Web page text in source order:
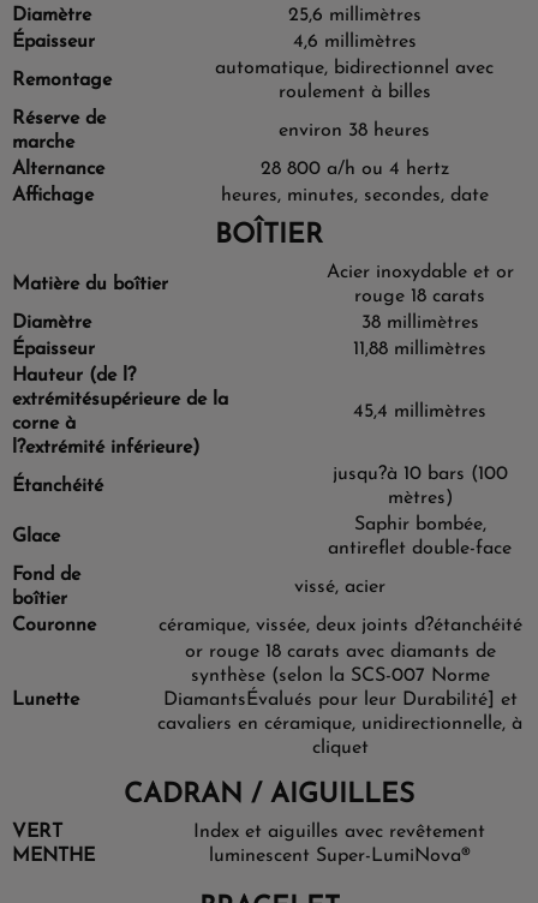
Diamètre
25,6 millimètres
Épaisseur
4,6 millimètres
Remontage
automatique, bidirectionnel avec
roulement à billes
Réserve de
marche
environ 38 heures
Alternance
28 800 a/h ou 4 hertz
Affichage
heures, minutes, secondes, date
BOÎTIER
Matière du boîtier
Acier inoxydable et or
rouge 18 carats
Diamètre
38 millimètres
Épaisseur
11,88 millimètres
Hauteur (de l?
extrémitésupérieure de la
corne à
l?extrémité inférieure)
45,4 millimètres
Étanchéité
jusqu?à 10 bars (100
mètres)
Glace
Saphir bombée,
antireflet double-face
Fond de
boîtier
vissé, acier
Couronne
céramique, vissée, deux joints d?étanchéité
Lunette
or rouge 18 carats avec diamants de
synthèse (selon la SCS-007 Norme
Diamants Évalués pour leur Durabilité] et
cavaliers en céramique, unidirectionnelle, à
cliquet
CADRAN / AIGUILLES
VERT
MENTHE
Index et aiguilles avec revêtement
luminescent Super-LumiNova®